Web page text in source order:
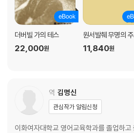
더버빌 가의 테스
22,000원
원서발췌 무명의
11,840원
역 김명신
관심작가 알림신청
이화여자대학교 영어교육학과를 졸업하고